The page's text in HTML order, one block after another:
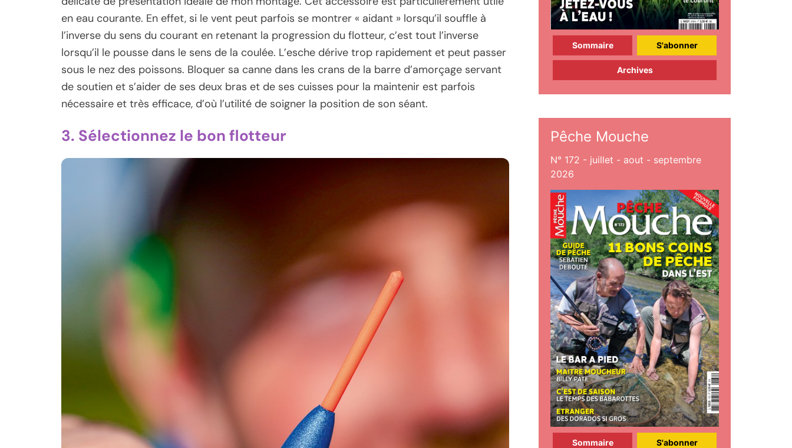
en eau courante. En effet, si le vent peut parfois se montrer « aidant » lorsqu’il souffle à
l’inverse du sens du courant en retenant la progression du flotteur, c’est tout l’inverse
lorsqu’il le pousse dans le sens de la coulée. L’esche dérive trop rapidement et peut passer
sous le nez des poissons. Bloquer sa canne dans les crans de la barre d’amorçage servant
de soutien et s’aider de ses deux bras et de ses cuisses pour la maintenir est parfois
nécessaire et très efficace, d’où l’utilité de soigner la position de son séant.
3. Sélectionnez le bon flotteur
Sommaire S'abonner
Archives
Pêche Mouche
N° 172 - juillet - aout - septembre
2026
Sommaire S'abonner